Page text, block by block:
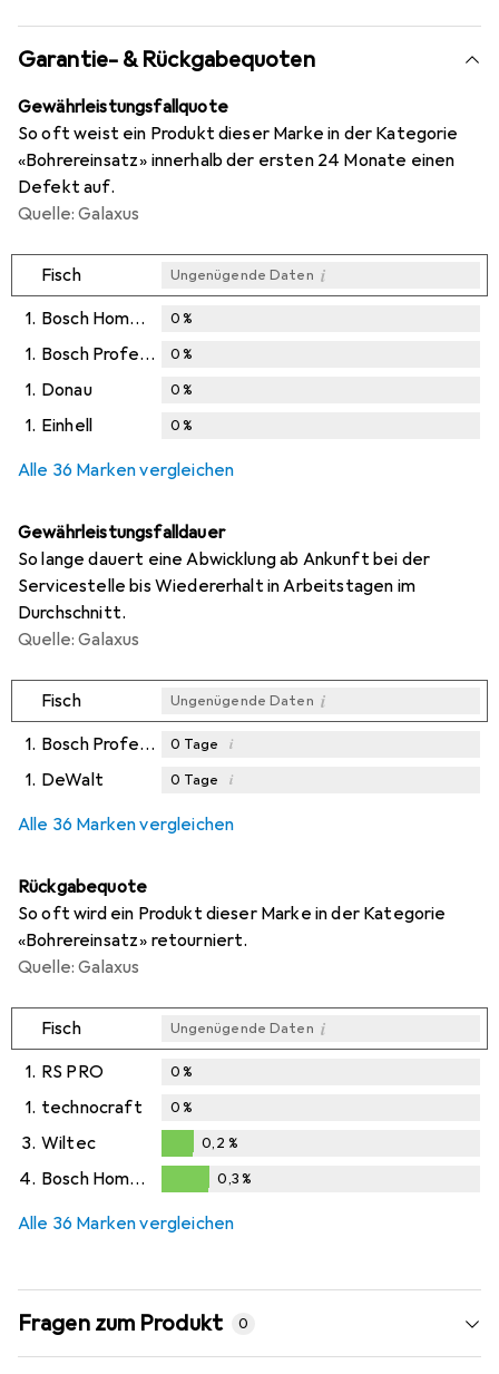
Garantie- & Rückgabequoten
Gewährleistungsfallquote
So oft weist ein Produkt dieser Marke in der Kategorie
«Bohrereinsatz» innerhalb der ersten 24 Monate einen
Defekt auf.
Quelle: Galaxus
Fisch Ungenügende Daten i
1. Bosch Home & Garden 0%
1. Bosch Professional 0%
1. Donau 0%
1. Einhell 0%
Alle 36 Marken vergleichen
Gewährleistungsfalldauer
So lange dauert eine Abwicklung ab Ankunft bei der
Servicestelle bis Wiedererhalt in Arbeitstagen im
Durchschnitt.
Quelle: Galaxus
Fisch Ungenügende Daten i
1. Bosch Professional Zubehör 0 Tage i
1. DeWalt 0 Tage i
Alle 36 Marken vergleichen
Rückgabequote
So oft wird ein Produkt dieser Marke in der Kategorie
«Bohrereinsatz» retourniert.
Quelle: Galaxus
Fisch Ungenügende Daten i
1. RS PRO 0%
1. technocraft 0%
3. Wiltec
0,2%
0,2 %
4. Bosch Home & Garden 0,3%
Alle 36 Marken vergleichen
Fragen zum Produkt 0